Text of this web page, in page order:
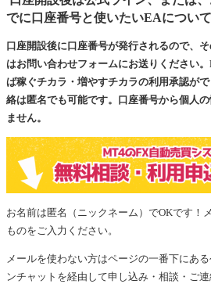
でに口座番号と使いたいEAについ
口座開設後に口座番号が発行されるので、
はお問い合わせフォームにお送りください
ば稼ぐチカラ・増やすチカラの利用承認が
絡は匿名でも可能です。口座番号から個人
ません。
お名前は匿名（ニックネーム）でOKです！
ものをご入力ください。
メールを使わない方はページの一番下にあ
ンチャットを経由して申し込み・相談・ご連